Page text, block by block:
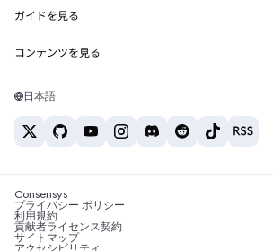
Snaps
Web3サービス
セキュリティ
サポート
キャリア
お問い合わせ
Solanaの価格
Tetherの価格
ETH→USD
USDT→INR
BTC→INR
ETH→USDT
ガイドを見る
ETHの購入
USDTの購入
SHIBの購入
BNBの購入
コンテンツを見る
Solanaウォレット
税制関連ニュース
暗号資産の購入方法は？
日本語
Consensys
プライバシー ポリシー
利用規約
貢献者ライセンス契約
サイトマップ
アクセシビリティ